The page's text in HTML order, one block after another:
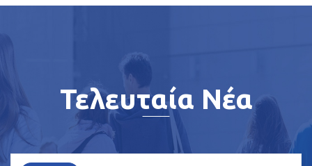
Τελευταία Νέα